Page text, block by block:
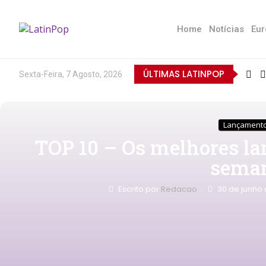
Home Notícias
Sexta-Feira, 7 Agosto, 2026 ÚLTIMAS LATINPOP
TOP 10 – Os melhores
Escrito por Redacao 30 de junho